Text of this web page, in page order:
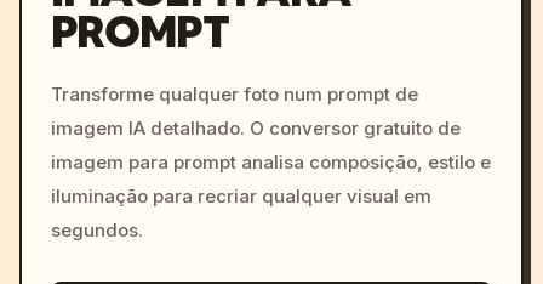
colors, 8k --v 6.0
PROMPT
Transforme qualquer foto num prompt de
imagem IA detalhado. O conversor gratuito de
imagem para prompt analisa composição, estilo e
iluminação para recriar qualquer visual em
segundos.